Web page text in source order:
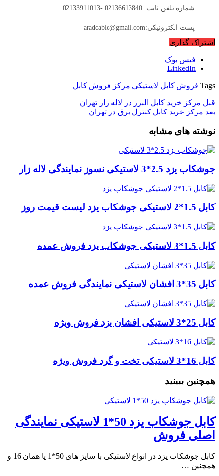
شماره تلفن ثابت: 02136613840 -02133911013
پست الکترونیکی:aradcable@gmail.com
اشتراک گذاری
فیس بوک
LinkedIn
Tags فروش کابل لاستیکی مرکز فروش کابل
قبل مرکز خرید کابل البرز در لاله زار تهران
بعد مرکز خرید کابل کنترل برق در تهران
نوشته های مشابه
جوشکاب یزد 2.5*3 لاستیکی نسوز نمایندگی لاله زار
کابل 1.5*2 لاستیکی جوشکاب یزد لیست قیمت روز
کابل 1.5*3 لاستیکی جوشکاب یزد فروش عمده
کابل 35*3 افشان لاستیکی نمایندگی فروش عمده
کابل 25*3 لاستیکی افشان یزد فروش ویژه
کابل 16*3 لاستیکی تخت و گرد فروش ویژه
همچنین ببینید
کابل جوشکاب یزد 50*1 لاستیکی نمایندگی
اصلی فروش
کابل جوشکاب یزد در انواع لاستیکی با سایز های 50*1 یا همان 16 و
همچنین …